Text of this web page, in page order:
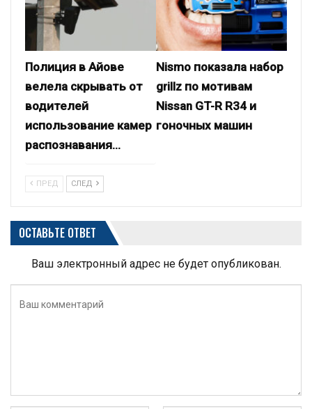
Полиция в Айове
велела скрывать от
водителей
использование камер
распознавания…
Nismo показала набор
grillz по мотивам
Nissan GT-R R34 и
гоночных машин
ПРЕД СЛЕД
ОСТАВЬТЕ ОТВЕТ
Ваш электронный адрес не будет опубликован.